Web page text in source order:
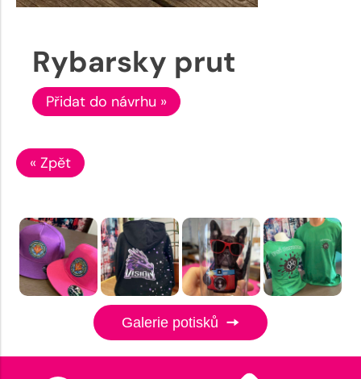
Rybarsky prut
Přidat do návrhu »
« Zpět
Galerie potisků